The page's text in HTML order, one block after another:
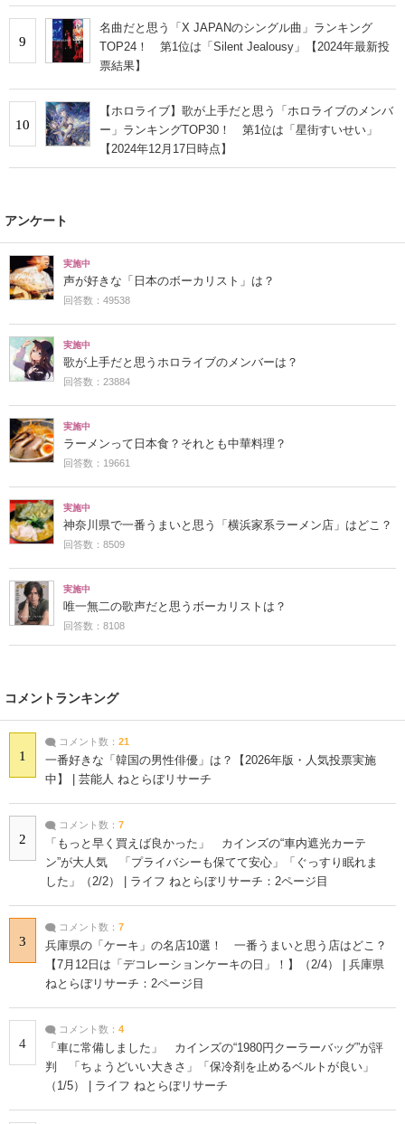
9
名曲だと思う「X JAPANのシングル曲」ランキング
TOP24！ 第1位は「Silent Jealousy」【2024年最新投
票結果】
10
【ホロライブ】歌が上手だと思う「ホロライブのメンバ
ー」ランキングTOP30！ 第1位は「星街すいせい」
【2024年12月17日時点】
アンケート
実施中
声が好きな「日本のボーカリスト」は？
回答数：49538
実施中
歌が上手だと思うホロライブのメンバーは？
回答数：23884
実施中
ラーメンって日本食？それとも中華料理？
回答数：19661
実施中
神奈川県で一番うまいと思う「横浜家系ラーメン店」はどこ？
回答数：8509
実施中
唯一無二の歌声だと思うボーカリストは？
回答数：8108
コメントランキング
1
コメント数： 21
一番好きな「韓国の男性俳優」は？【2026年版・人気投票実施
中】 | 芸能人 ねとらぼリサーチ
2
コメント数： 7
「もっと早く買えば良かった」 カインズの“車内遮光カーテ
ン”が大人気 「プライバシーも保てて安心」「ぐっすり眠れま
した」（2/2） | ライフ ねとらぼリサーチ：2ページ目
3
コメント数： 7
兵庫県の「ケーキ」の名店10選！ 一番うまいと思う店はどこ？
【7月12日は「デコレーションケーキの日」！】（2/4） | 兵庫県
ねとらぼリサーチ：2ページ目
4
コメント数： 4
「車に常備しました」 カインズの“1980円クーラーバッグ”が評
判 「ちょうどいい大きさ」「保冷剤を止めるベルトが良い」
（1/5） | ライフ ねとらぼリサーチ